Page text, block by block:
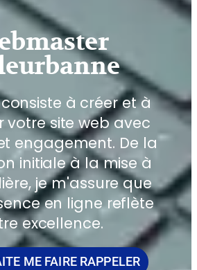
à créer et à
votre site web avec
engagement. De la
initiale à la mise à
je m'assure que
en ligne reflète
excellence.
ME FAIRE RAPPELER